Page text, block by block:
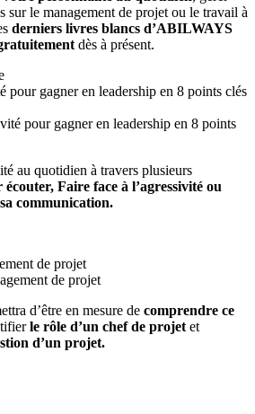
sur le management de projet ou le travail à
derniers livres blancs d’ABILWAYS
dès à présent.
pour gagner en leadership en 8 points clés
au quotidien à travers plusieurs
écouter, Faire face à l’agressivité ou
communication.
de projet
d’être en mesure de comprendre ce
le rôle d’un chef de projet et
d’un projet.